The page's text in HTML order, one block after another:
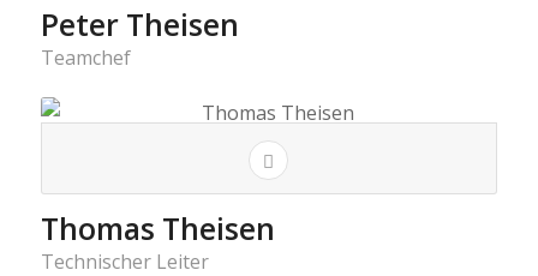
Peter Theisen
Teamchef
Thomas Theisen
Technischer Leiter